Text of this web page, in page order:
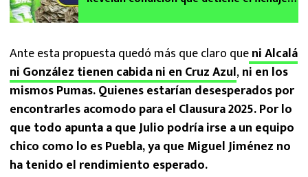
Ante esta propuesta quedó más que claro queni Alcalá
ni González tienen cabida ni en Cruz Azul,ni en los
mismos Pumas. Quienes estarían desesperados por
encontrarles acomodo para el Clausura 2025. Por lo
que todo apunta a que Julio podría irse a un equipo
chico como lo es Puebla, ya que Miguel Jiménez no
ha tenido el rendimiento esperado.